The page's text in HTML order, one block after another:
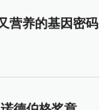
营养的基因密码